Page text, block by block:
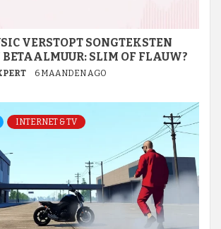
VERSTOPT SONGTEKSTEN
BETAALMUUR: SLIM OF FLAUW?
6 MAANDEN AGO
INTERNET & TV